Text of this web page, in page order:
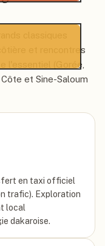
classiques
et rencontres
l'essentiel (Gorée,
et Sine-Saloum
en taxi officiel
trafic). Exploration
local
dakaroise.